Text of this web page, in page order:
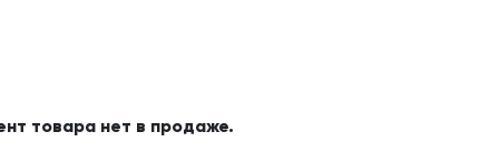
товара нет в продаже.